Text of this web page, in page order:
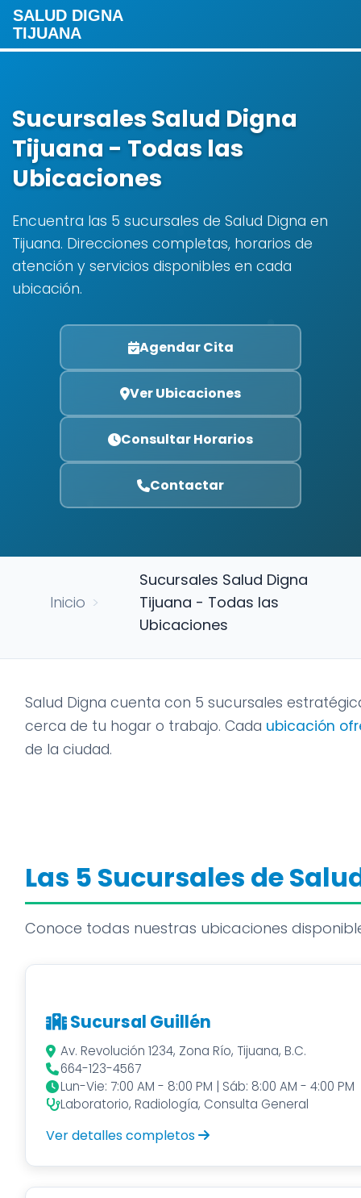
SALUD DIGNA
TIJUANA
Sucursales Salud Digna
Tijuana - Todas las
Ubicaciones
Encuentra las 5 sucursales de Salud Digna en
Tijuana. Direcciones completas, horarios de
atención y servicios disponibles en cada
ubicación.
Agendar Cita
Ver Ubicaciones
Consultar Horarios
Contactar
Inicio >
Sucursales Salud Digna
Tijuana - Todas las
Ubicaciones
Salud Digna cuenta con 5 sucursales
cerca de tu hogar o trabajo. Cada ubicación
de la ciudad.
Las 5 Sucursales de
Conoce todas nuestras ubicaciones
Sucursal Guillén
Av. Revolución 1234, Zona Río, Tijuana, B.C.
664-123-4567
Lun-Vie: 7:00 AM - 8:00 PM | Sáb: 8:00 AM - 4:00 PM
Laboratorio, Radiología, Consulta General
Ver detalles completos